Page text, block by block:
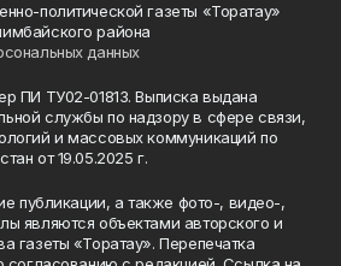
политической газеты «Торатау»
района
данных
ПИ ТУ02-01813. Выписка выдана
службы по надзору в сфере связи,
и массовых коммуникаций по
от 19.05.2025 г.
публикации, а также фото-, видео-,
являются объектами авторского и
газеты «Торатау». Перепечатка